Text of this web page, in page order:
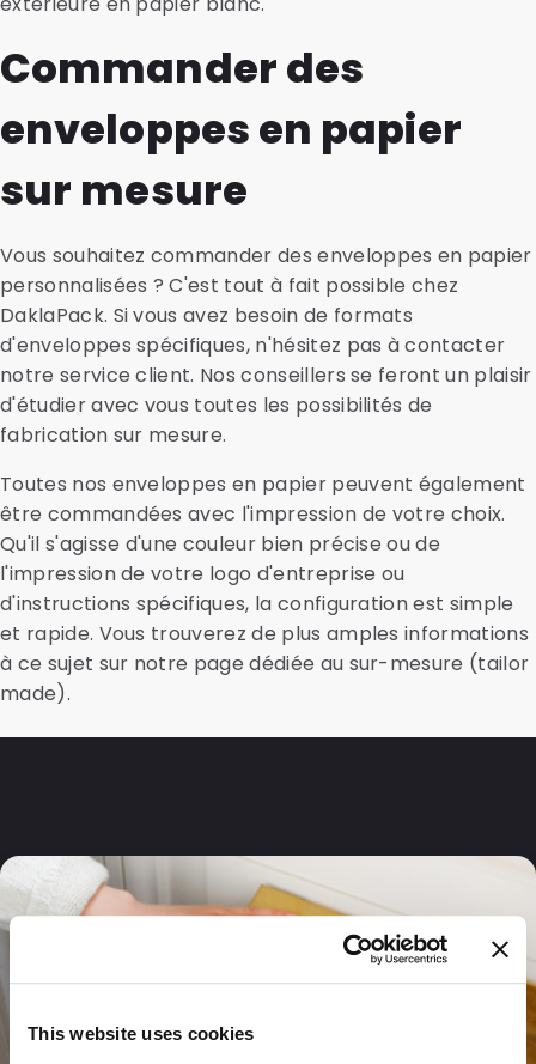
This website uses cookies
Commander des
enveloppes en papier
sur mesure
Vous souhaitez commander des enveloppes en papier
personnalisées ? C'est tout à fait possible chez
DaklaPack. Si vous avez besoin de formats
d'enveloppes spécifiques, n'hésitez pas à contacter
notre service client. Nos conseillers se feront un plaisir
d'étudier avec vous toutes les possibilités de
fabrication sur mesure.
Toutes nos enveloppes en papier peuvent également
être commandées avec l'impression de votre choix.
Qu'il s'agisse d'une couleur bien précise ou de
l'impression de votre logo d'entreprise ou
d'instructions spécifiques, la configuration est simple
et rapide. Vous trouverez de plus amples informations
à ce sujet sur notre page dédiée au sur-mesure (tailor
made).